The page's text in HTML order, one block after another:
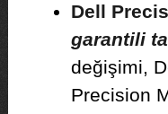
Dell
garantili
değişimi,
Precision